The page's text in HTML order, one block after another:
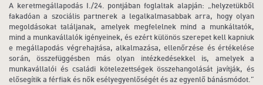
A keretmegállapodás I./24. pontjában foglaltak alapján: „helyzetükből
fakadóan a szociális partnerek a legalkalmasabbak arra, hogy olyan
megoldásokat találjanak, amelyek megfelelnek mind a munkáltatók,
mind a munkavállalók igényeinek, és ezért különös szerepet kell kapniuk
e megállapodás végrehajtása, alkalmazása, ellenőrzése és értékelése
során, összefüggésben más olyan intézkedésekkel is, amelyek a
munkavállalói és családi kötelezettségek összehangolását javítják, és
elősegítik a férfiak és nők esélyegyenlőségét és az egyenlő bánásmódot.”